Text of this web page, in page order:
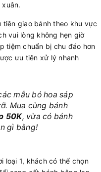
tiên giao bánh theo khu vực
vui lòng không hẹn giờ
tiệm chuẩn bị chu đáo hơn
ưu tiên xử lý nhanh
mẫu bó hoa sáp
Mua cùng bánh
50K, vừa có bánh
gì bằng!
loại 1, khách có thể chọn